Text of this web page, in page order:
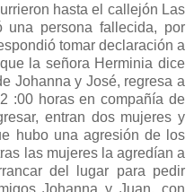
hasta el callejón Las
una persona fallecida, por
tomar declaración a
la señora Herminia dice
Johanna y José, regresa a
:00 horas en compañía de
entran dos mujeres y
hubo una agresión de los
las mujeres la agredían a
del lugar para pedir
Johanna y Juan, con